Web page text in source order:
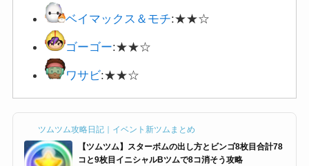
ベイマックス＆モチ:★★☆
ゴーゴー:★★☆
ワサビ:★★☆
ツムツム攻略日記｜イベント新ツムまとめ
【ツムツム】スターボムの出し方とビンゴ8枚目合計78
コと9枚目イニシャルBツムで8コ消そう攻略